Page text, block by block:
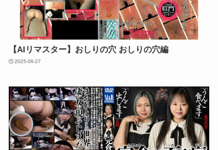
【AIリマスター】おしりの穴 おしりの穴編
2025-06-27